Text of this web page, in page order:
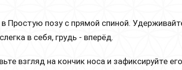
Простую позу с прямой спиной.
в себя, грудь - вперёд.
взгляд на кончик носа и зафиксируйте